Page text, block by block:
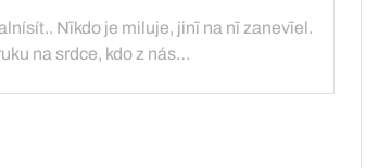
Nīkdo je miluje, jinī na nī zanevīel.
na srdce, kdo z nás…